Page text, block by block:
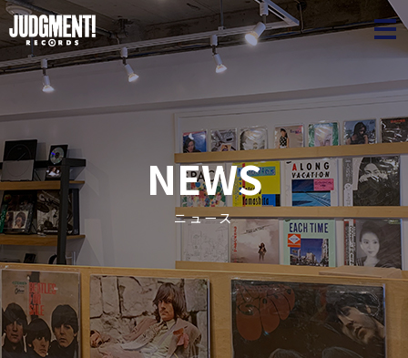
NEWS
ニュース